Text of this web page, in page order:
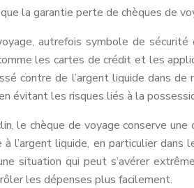
la garantie perte de chèques de
autrefois symbole de
les cartes de crédit et les
contre de l’argent liquide dans
évitant les risques liés à la
le chèque de voyage conserve
l’argent liquide, en particulier
situation qui peut s’avérer
les dépenses plus facilement.